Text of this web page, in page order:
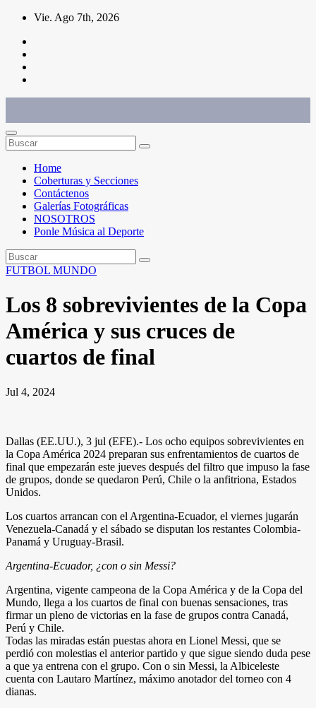
Saltar
contenido
Vie. Ago 7th, 2026
Home
Coberturas y Secciones
Contáctenos
Galerías Fotográficas
NOSOTROS
Ponle Música al Deporte
FUTBOL MUNDO
Los 8 sobrevivientes de la Copa
América y sus cruces de
cuartos de final
Jul 4, 2024
Dallas (EE.UU.), 3 jul (EFE).- Los ocho equipos sobrevivientes en
la Copa América 2024 preparan sus enfrentamientos de cuartos de
final que empezarán este jueves después del filtro que impuso la fase
de grupos, donde se quedaron Perú, Chile o la anfitriona, Estados
Unidos.
Los cuartos arrancan con el Argentina-Ecuador, el viernes jugarán
Venezuela-Canadá y el sábado se disputan los restantes Colombia-
Panamá y Uruguay-Brasil.
Argentina-Ecuador, ¿con o sin Messi?
Argentina, vigente campeona de la Copa América y de la Copa del
Mundo, llega a los cuartos de final con buenas sensaciones, tras
firmar un pleno de victorias en la fase de grupos contra Canadá,
Perú y Chile.
Todas las miradas están puestas ahora en Lionel Messi, que se
perdió con molestias el anterior partido y que sigue siendo duda pese
a que ya entrena con el grupo. Con o sin Messi, la Albiceleste
cuenta con Lautaro Martínez, máximo anotador del torneo con 4
dianas.